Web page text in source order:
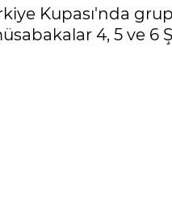
Kupası'nda
4, 5 ve 6